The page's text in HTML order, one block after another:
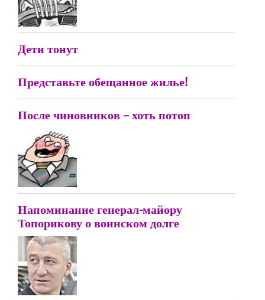
Дети тонут
Представьте обещанное жилье!
После чиновников – хоть потоп
Напоминание генерал-майору
Топорикову о воинском долге